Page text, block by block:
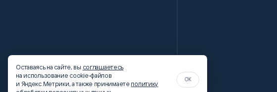
Оставаясь на сайте, вы соглашаетесь
на использование cookie-файлов
и Яндекс.Метрики, а также принимаете политику
OK